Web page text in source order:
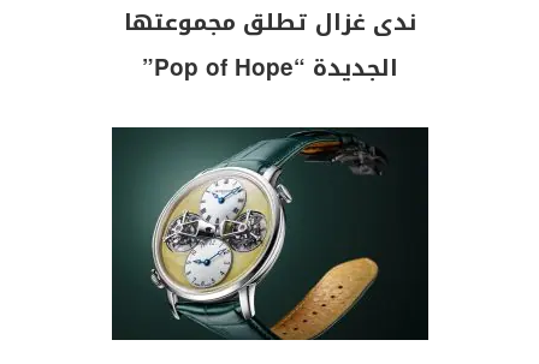
ندى غزال تطلق مجموعتها
الجديدة “Pop of Hope”